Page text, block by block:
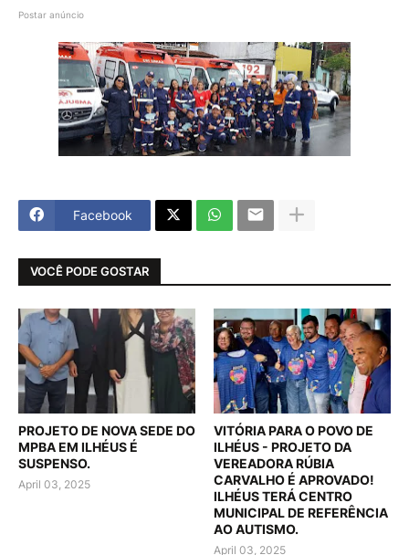
Postar anúncio
Facebook
VOCÊ PODE GOSTAR
PROJETO DE NOVA SEDE DO
MPBA EM ILHÉUS É
SUSPENSO.
April 03, 2025
VITÓRIA PARA O POVO DE
ILHÉUS - PROJETO DA
VEREADORA RÚBIA
CARVALHO É APROVADO!
ILHÉUS TERÁ CENTRO
MUNICIPAL DE REFERÊNCIA
AO AUTISMO.
April 03, 2025